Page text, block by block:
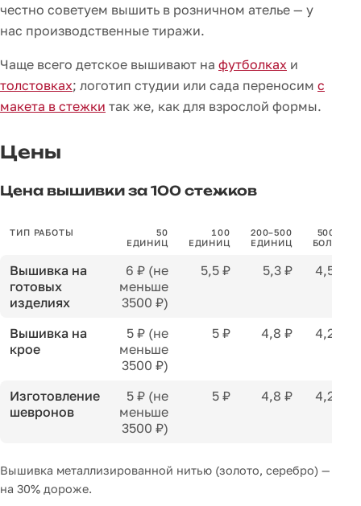
честно советуем вышить в розничном ателье — у
нас производственные тиражи.
Чаще всего детское вышивают на футболках и
толстовках; логотип студии или сада переносим с
макета в стежки так же, как для взрослой формы.
Цены
Цена вышивки за 100 стежков
ТИП РАБОТЫ
50
ЕДИНИЦ
100
ЕДИНИЦ
200–500
ЕДИНИЦ
500 И
БОЛЕЕ
Вышивка на
готовых
изделиях
6 ₽ (не
меньше
3500 ₽)
5,5 ₽ 5,3 ₽ 4,5 ₽
Вышивка на
крое
5 ₽ (не
меньше
3500 ₽)
5 ₽ 4,8 ₽ 4,2 ₽
Изготовление
шевронов
5 ₽ (не
меньше
3500 ₽)
5 ₽ 4,8 ₽ 4,2 ₽
Вышивка металлизированной нитью (золото, серебро) —
на 30% дороже.